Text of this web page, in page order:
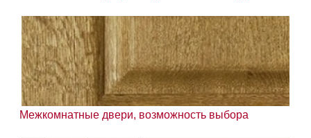
Межкомнатные двери, возможность выбора